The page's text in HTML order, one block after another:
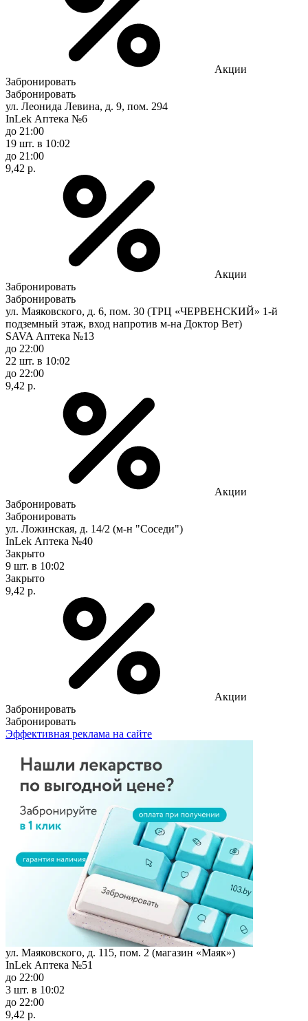
Акции
Забронировать
Забронировать
ул. Леонида Левина, д. 9, пом. 294
InLek Аптека №6
до 21:00
19 шт. в 10:02
до 21:00
9,42 р.
Акции
Забронировать
Забронировать
ул. Маяковского, д. 6, пом. 30 (ТРЦ «ЧЕРВЕНСКИЙ» 1-й
подземный этаж, вход напротив м-на Доктор Вет)
SAVA Аптека №13
до 22:00
22 шт. в 10:02
до 22:00
9,42 р.
Акции
Забронировать
Забронировать
ул. Ложинская, д. 14/2 (м-н "Соседи")
InLek Аптека №40
Закрыто
9 шт. в 10:02
Закрыто
9,42 р.
Акции
Забронировать
Забронировать
Эффективная реклама на сайте
ул. Маяковского, д. 115, пом. 2 (магазин «Маяк»)
InLek Аптека №51
до 22:00
3 шт. в 10:02
до 22:00
9,42 р.